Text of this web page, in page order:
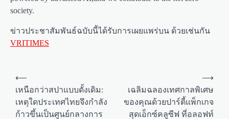
society.
ข่าวประชาสัมพันธ์ฉบับนี้ได้รับการเผยแพร่บน ด้วยเช่นกัน
VRITIMES
⟵
เหนือกว่าสปาแบบดั้งเดิม:
เหตุใดประเทศไทยจึงกำลัง
ก้าวขึ้นเป็นศูนย์กลางการ
เฉลิมฉลองเทศกาลพิเศษ
ของคุณด้วยปาร์ตี้แพ็กเกจ
สุดเอ็กซ์คลูซีฟ ที่อลอฟท์
⟶